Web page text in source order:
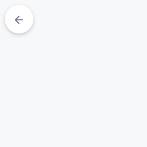
arrow_back